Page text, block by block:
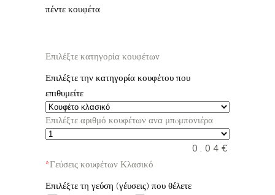
πέντε κουφέτα
Επιλέξτε κατηγορία κουφέτων
Επιλέξτε την κατηγορία κουφέτου που
επιθυμείτε
Επιλέξτε αριθμό κουφέτων ανα μπoμπονιέρα
0.04 €
*Γεύσεις κουφέτων Κλασικό
Επιλέξτε τη γεύση (γέυσεις) που θέλετε